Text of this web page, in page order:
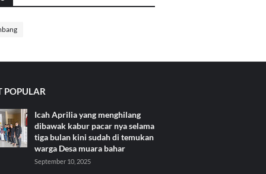
POPULAR
Icah Aprilia yang menghilang
dibawak kabur pacar nya selama
tiga bulan kini sudah di temukan
warga Desa muara bahar
September 10, 2025